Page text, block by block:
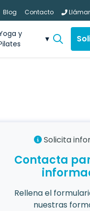
Blog Contacto
y
Solicita
Contacta
Rellena el
nuestras